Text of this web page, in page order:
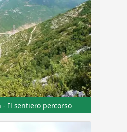
- Il sentiero percorso